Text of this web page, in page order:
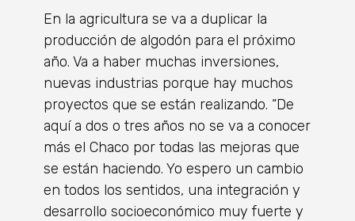
En la agricultura se va a duplicar la
producción de algodón para el próximo
año. Va a haber muchas inversiones,
nuevas industrias porque hay muchos
proyectos que se están realizando. “De
aquí a dos o tres años no se va a conocer
más el Chaco por todas las mejoras que
se están haciendo. Yo espero un cambio
en todos los sentidos, una integración y
desarrollo socioeconómico muy fuerte y